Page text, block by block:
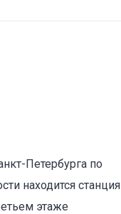
Петербурга по
находится станция
этаже